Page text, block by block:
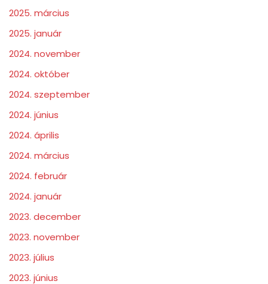
2025. március
2025. január
2024. november
2024. október
2024. szeptember
2024. június
2024. április
2024. március
2024. február
2024. január
2023. december
2023. november
2023. július
2023. június